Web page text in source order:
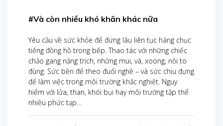
#Và còn nhiều khó khăn khác nữa
Yêu cầu về sức khỏe để đứng lâu liên tục hàng chục
tiếng đồng hồ trong bếp. Thao tác với những chiếc
chảo gang nặng trịch, những mui, vá, xoong, nồi to
đùng. Sức bền để theo đuổi nghề – và sức chịu đựng
để làm việc trong môi trường khắc nghiệt. Nguy
hiểm với lửa, than, khói bụi hay môi trường tập thể
nhiều phức tạp…